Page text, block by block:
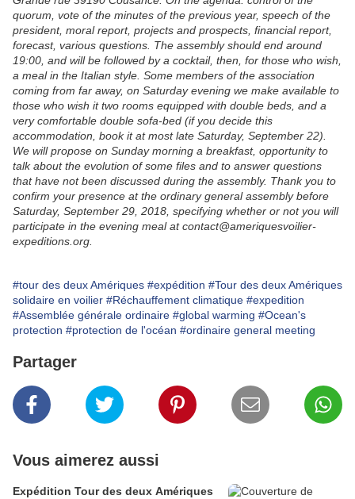
quorum, vote of the minutes of the previous year, speech of the
president, moral report, projects and prospects, financial report,
forecast, various questions. The assembly should end around
19:00, and will be followed by a cocktail, then, for those who wish,
a meal in the Italian style. Some members of the association
coming from far away, on Saturday evening we make available to
those who wish it two rooms equipped with double beds, and a
very comfortable double sofa-bed (if you decide this
accommodation, book it at most late Saturday, September 22).
We will propose on Sunday morning a breakfast, opportunity to
talk about the evolution of some files and to answer questions
that have not been discussed during the assembly. Thank you to
confirm your presence at the ordinary general assembly before
Saturday, September 29, 2018, specifying whether or not you will
participate in the evening meal at contact@ameriquesvoilier-
expeditions.org.
#tour des deux Amériques #expédition #Tour des deux Amériques
solidaire en voilier #Réchauffement climatique #expedition
#Assemblée générale ordinaire #global warming #Ocean's
protection #protection de l'océan #ordinaire general meeting
Partager
Vous aimerez aussi
Expédition Tour des deux Amériques